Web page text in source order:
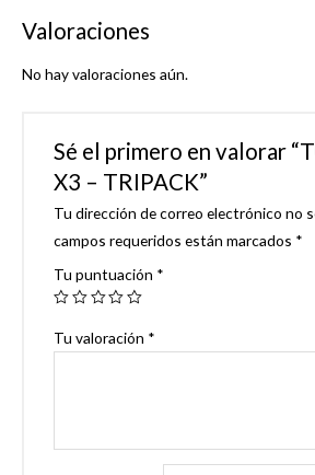
Valoraciones
No hay valoraciones aún.
Sé el primero en valorar
X3 – TRIPACK”
Tu dirección de correo electrónico no
campos requeridos están marcados *
Tu puntuación *
Tu valoración *